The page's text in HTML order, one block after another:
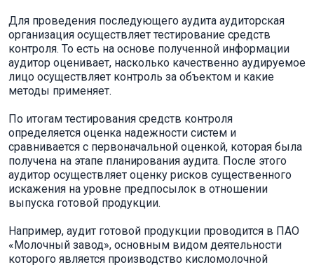
Для проведения последующего аудита аудиторская
организация осуществляет тестирование средств
контроля. То есть на основе полученной информации
аудитор оценивает, насколько качественно аудируемое
лицо осуществляет контроль за объектом и какие
методы применяет.
По итогам тестирования средств контроля
определяется оценка надежности систем и
сравнивается с первоначальной оценкой, которая была
получена на этапе планирования аудита. После этого
аудитор осуществляет оценку рисков существенного
искажения на уровне предпосылок в отношении
выпуска готовой продукции.
Например, аудит готовой продукции проводится в ПАО
«Молочный завод», основным видом деятельности
которого является производство кисломолочной